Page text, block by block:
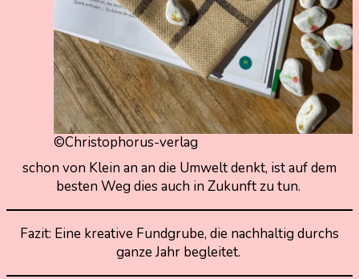
©Christophorus-verlag
schon von Klein an an die Umwelt denkt, ist auf dem
besten Weg dies auch in Zukunft zu tun.
Fazit: Eine kreative Fundgrube, die nachhaltig durchs
ganze Jahr begleitet.